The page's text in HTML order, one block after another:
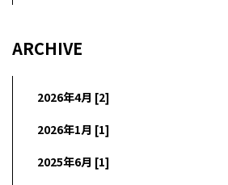
ARCHIVE
2026年4月 [2]
2026年1月 [1]
2025年6月 [1]